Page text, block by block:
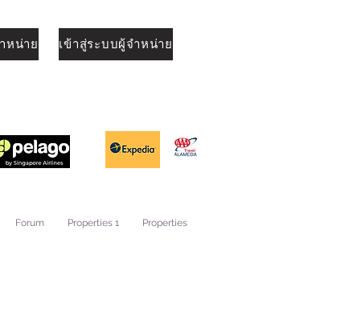
หน่าย เข้าสู่ระบบผู้จำหน่าย
Forum Properties 1 Properties